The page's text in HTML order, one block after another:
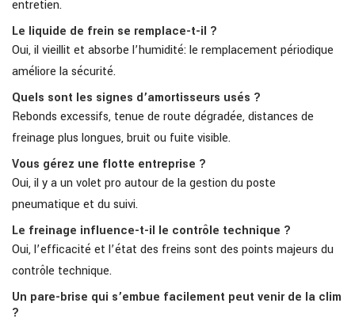
entretien.
Le liquide de frein se remplace-t-il ?
Oui, il vieillit et absorbe l’humidité: le remplacement périodique
améliore la sécurité.
Quels sont les signes d’amortisseurs usés ?
Rebonds excessifs, tenue de route dégradée, distances de
freinage plus longues, bruit ou fuite visible.
Vous gérez une flotte entreprise ?
Oui, il y a un volet pro autour de la gestion du poste
pneumatique et du suivi.
Le freinage influence-t-il le contrôle technique ?
Oui, l’efficacité et l’état des freins sont des points majeurs du
contrôle technique.
Un pare-brise qui s’embue facilement peut venir de la clim
?